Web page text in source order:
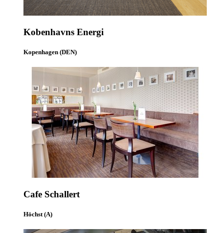
Kobenhavns Energi
Kopenhagen (DEN)
Cafe Schallert
Höchst (A)